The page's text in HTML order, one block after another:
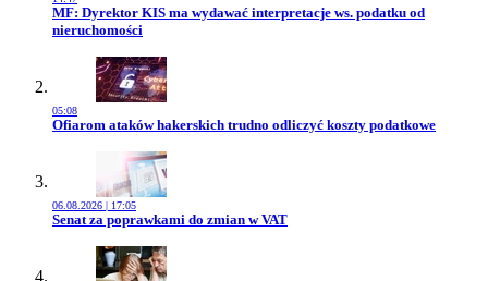
Przejdź do artykułu:
MF: Dyrektor KIS ma wydawać interpretacje ws. podatku od
nieruchomości
05:08
Przejdź do artykułu:
Ofiarom ataków hakerskich trudno odliczyć koszty podatkowe
06.08.2026 | 17:05
Przejdź do artykułu:
Senat za poprawkami do zmian w VAT